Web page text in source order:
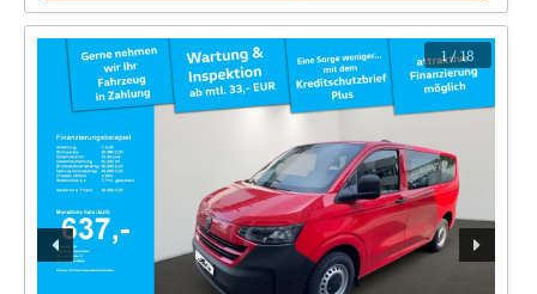
1/ 18